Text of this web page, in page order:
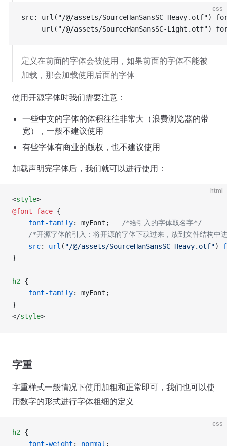
css
src: url("/@/assets/SourceHanSansSC-Heavy.otf")
url("/@/assets/SourceHanSansSC-Light.otf")
定义在前面的字体会被使用，如果前面的字体不能被
加载，那会加载使用后面的字体
使用开源字体时我们需要注意：
一些中文的字体的体积往往非常大（浪费浏览器的带
宽），一般不建议使用
有些字体有商业的版权，也不建议使用
加载声明完字体后，我们就可以进行使用：
html
<style>
@font-face {
    font-family
: myFont;
/*给引入的字体取名字*/
/*开源字体的引入：将开源的字体下载过来，放到文件结构中
    src
: url ( "/@/assets/SourceHanSansSC-Heavy.otf")
}
h2 {
    font-family
: myFont;
}
</style>
字重
字重样式一般情况下使用加粗和正常即可，我们也可以使
用数字的形式进行字体粗细的定义
css
h2 {
    font-weight
: normal ;